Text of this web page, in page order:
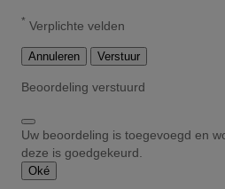
* Verplichte velden
Annuleren Verstuur
Beoordeling verstuurd
Uw beoordeling is toegevoegd en
deze is goedgekeurd.
Oké